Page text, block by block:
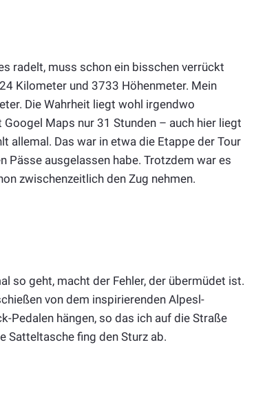
radelt, muss schon ein bisschen verrückt
Kilometer und 3733 Höhenmeter. Mein
Die Wahrheit liegt wohl irgendwo
Maps nur 31 Stunden – auch hier liegt
allemal. Das war in etwa die Etappe der Tour
Pässe ausgelassen habe. Trotzdem war es
zwischenzeitlich den Zug nehmen.
so geht, macht der Fehler, der übermüdet ist.
von dem inspirierenden Alpesl-
Pedalen hängen, so das ich auf die Straße
Satteltasche fing den Sturz ab.